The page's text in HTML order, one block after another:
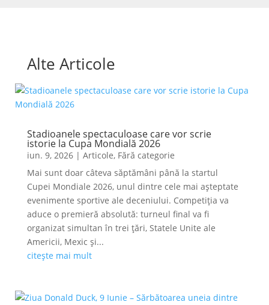
Alte Articole
Stadioanele spectaculoase care vor scrie
istorie la Cupa Mondială 2026
iun. 9, 2026| Articole, Fără categorie
Mai sunt doar câteva săptămâni până la startul
Cupei Mondiale 2026, unul dintre cele mai așteptate
evenimente sportive ale deceniului. Competiția va
aduce o premieră absolută: turneul final va fi
organizat simultan în trei țări, Statele Unite ale
Americii, Mexic și...
citește mai mult